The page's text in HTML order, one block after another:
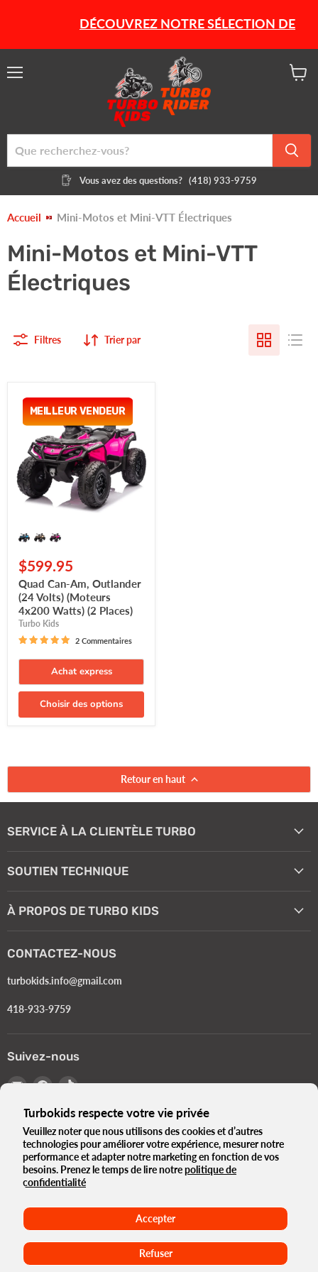
Turbokids respecte votre vie privée
Veuillez noter que nous utilisons des cookies et d’autres
technologies pour améliorer votre expérience, mesurer notre
performance et adapter notre marketing en fonction de vos
besoins. Prenez le temps de lire notrepolitique de
confidentialité
Accepter
Refuser
DÉCOUVREZ NOTRE SÉLECTION DE
Vous avez des questions? (418) 933-9759
Accueil Mini-Motos et Mini-VTT Électriques
Mini-Motos et Mini-VTT
Électriques
Filtres Trier par
Quad
Can-
Am,
Outlander
Volts)
(Moteurs
4x200
Watts)
(2
Places)
MEILLEUR VENDEUR
$599.95
Quad Can-Am, Outlander
(24 Volts) (Moteurs
4x200 Watts) (2 Places)
Turbo Kids
2 Commentaires
Achat express
Choisir des options
Retour en haut
SERVICE À LA CLIENTÈLE TURBO
SOUTIEN TECHNIQUE
À PROPOS DE TURBO KIDS
CONTACTEZ-NOUS
turbokids.info@gmail.com
418-933-9759
Suivez-nous
EmailTrouvez-
sur
Facebook
Trouvez-
sur
TikTok
Langue
Français
Pays
Canada (CAD $)
Le Turbo Blogue Notre histoire
Politique de Confidentialité
Termes et Conditions
Normes Gouvernementales e-Bikes
Conditions d'utilisation
Politique de remboursement Maison
Droits d'auteur © 2026 Turbokids.ca.